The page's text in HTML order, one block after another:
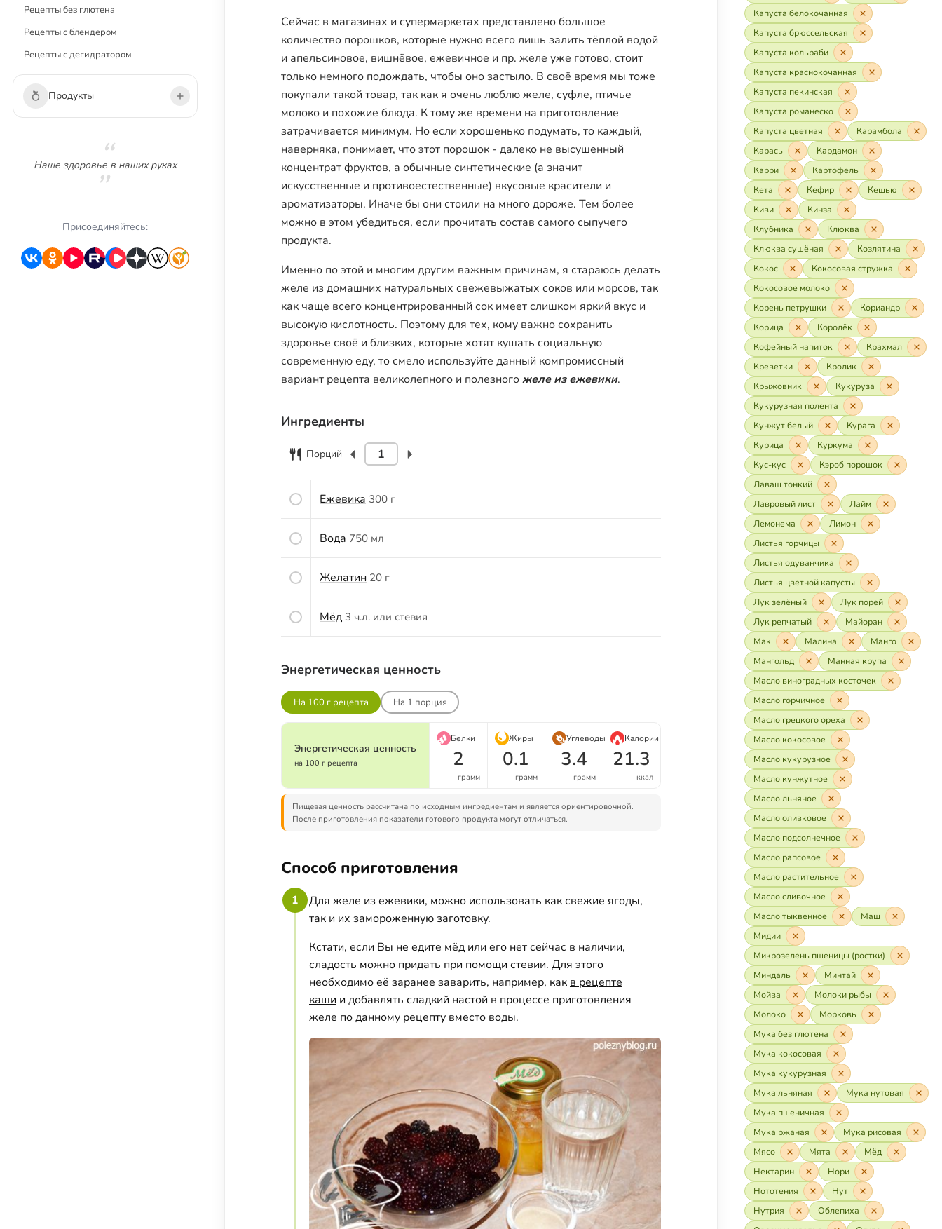
Рецепты без глютена
Рецепты с блендером
Рецепты с дегидратором
Продукты
Сухофрукты
Орехи
Наше здоровье в наших руках
Присоединяйтесь:
Сейчас в магазинах и супермаркетах представлено большое
количество порошков, которые нужно всего лишь залить тёплой водой
и апельсиновое, вишнёвое, ежевичное и пр. желе уже готово, стоит
только немного подождать, чтобы оно застыло. В своё время мы тоже
покупали такой товар, так как я очень люблю желе, суфле, птичье
молоко и похожие блюда. К тому же времени на приготовление
затрачивается минимум. Но если хорошенько подумать, то каждый,
наверняка, понимает, что этот порошок - далеко не высушенный
концентрат фруктов, а обычные синтетические (а значит
искусственные и противоестественные) вкусовые красители и
ароматизаторы. Иначе бы они стоили на много дороже. Тем более
можно в этом убедиться, если прочитать состав самого сыпучего
продукта.
Именно по этой и многим другим важным причинам, я стараюсь делать
желе из домашних натуральных свежевыжатых соков или морсов, так
как чаще всего концентрированный сок имеет слишком яркий вкус и
высокую кислотность. Поэтому для тех, кому важно сохранить
здоровье своё и близких, которые хотят кушать социальную
современную еду, то смело используйте данный компромиссный
вариант рецепта великолепного и полезногожеле из ежевики.
Ингредиенты
Порций
Ежевика 300 г
Вода 750 мл
Желатин 20 г
Мёд 3 ч.л. или стевия
Энергетическая ценность
На 100 г рецепта На 1 порция
Энергетическая ценность
на 100 г рецепта
Белки
2
грамм
Жиры
0.1
грамм
Углеводы
3.4
грамм
Калории
21.3
ккал
Пищевая ценность рассчитана по исходным ингредиентам и является ориентировочной.
После приготовления показатели готового продукта могут отличаться.
Способ приготовления
1
Для желе из ежевики, можно использовать как свежие ягоды,
так и их замороженную заготовку.
Кстати, если Вы не едите мёд или его нет сейчас в наличии,
сладость можно придать при помощи стевии. Для этого
необходимо её заранее заварить, например, как в рецепте
каши и добавлять сладкий настой в процессе приготовления
желе по данному рецепту вместо воды.
Капуста белокочанная
Капуста брюссельская
Капуста кольраби
Капуста краснокочанная
Капуста пекинская
Капуста романеско
Капуста цветная
Карамбола
Карась
Кардамон
Карри
Картофель
Кета
Кефир
Кешью
Киви
Кинза
Клубника
Клюква
Клюква сушёная
Козлятина
Кокос
Кокосовая стружка
Кокосовое молоко
Корень петрушки
Кориандр
Корица
Королёк
Кофейный напиток
Крахмал
Креветки
Кролик
Крыжовник
Кукуруза
Кукурузная полента
Кунжут белый
Курага
Курица
Куркума
Кус-кус
Кэроб порошок
Лаваш тонкий
Лавровый лист
Лайм
Лемонема
Лимон
Листья горчицы
Листья одуванчика
Листья цветной капусты
Лук зелёный
Лук порей
Лук репчатый
Майоран
Мак
Малина
Манго
Мангольд
Манная крупа
Масло виноградных косточек
Масло горчичное
Масло грецкого ореха
Масло кокосовое
Масло кукурузное
Масло кунжутное
Масло льняное
Масло оливковое
Масло подсолнечное
Масло рапсовое
Масло растительное
Масло сливочное
Масло тыквенное
Маш
Мидии
Микрозелень пшеницы (ростки)
Миндаль
Минтай
Мойва
Молоки рыбы
Молоко
Морковь
Мука без глютена
Мука кокосовая
Мука кукурузная
Мука льняная
Мука нутовая
Мука пшеничная
Мука ржаная
Мука рисовая
Мясо
Мята
Мёд
Нектарин
Нори
Нототения
Нут
Нутрия
Облепиха